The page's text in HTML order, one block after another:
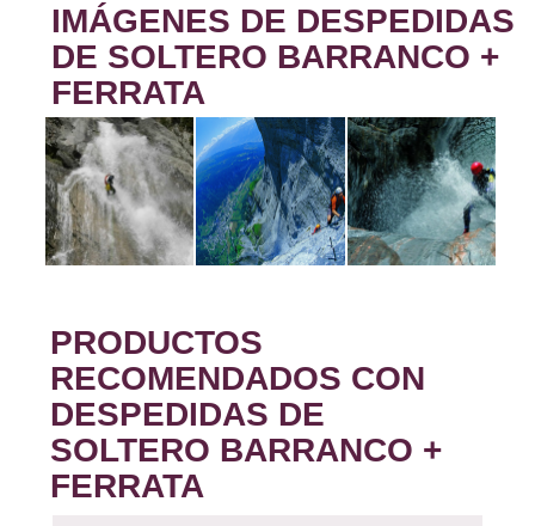
IMÁGENES DE DESPEDIDAS
DE SOLTERO BARRANCO +
FERRATA
PRODUCTOS
RECOMENDADOS CON
DESPEDIDAS DE
SOLTERO BARRANCO +
FERRATA